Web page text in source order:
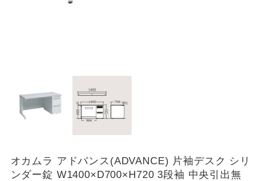
オカムラ アドバンス(ADVANCE) 片袖デスク シリ
ンダー錠 W1400×D700×H720 3段袖 中央引出無